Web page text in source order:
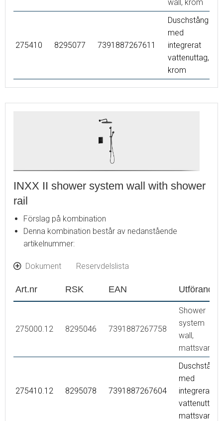
wall, krom
275410 8295077 7391887267611
Duschstång
med
integrerat
vattenuttag,
krom
INXX II shower system wall with shower
rail
Förslag på kombination
Denna kombination består av nedanstående
artikelnummer:
Dokument Reservdelslista
Art.nr RSK EAN Utförande
275000.12 8295046 7391887267758
Shower
system
wall,
mattsvart
275410.12 8295078 7391887267604
Duschstång
med
integrerat
vattenuttag,
mattsvart